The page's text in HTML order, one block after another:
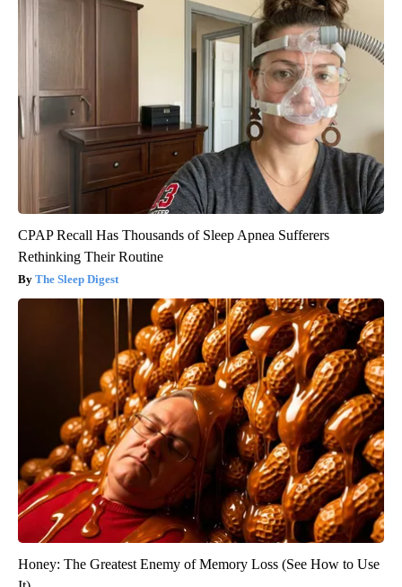
CPAP Recall Has Thousands of Sleep Apnea Sufferers
Rethinking Their Routine
The Sleep Digest
Honey: The Greatest Enemy of Memory Loss (See How to Use